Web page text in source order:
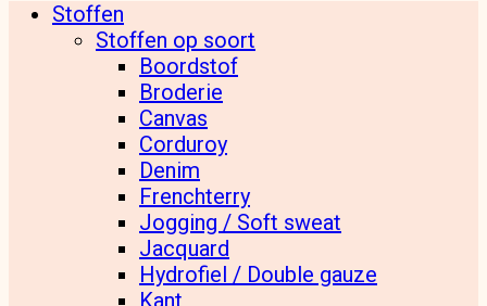
Stoffen
Stoffen op soort
Boordstof
Broderie
Canvas
Corduroy
Denim
Frenchterry
Jogging / Soft sweat
Jacquard
Hydrofiel / Double gauze
Kant